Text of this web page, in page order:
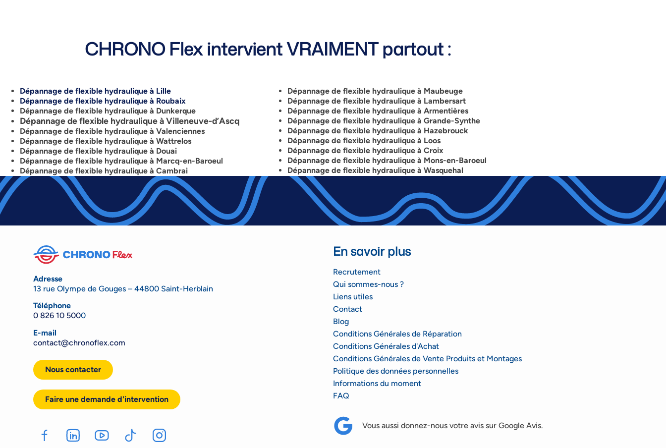
CHRONO Flex intervient VRAIMENT partout :
Dépannage de flexible hydraulique à Lille
Dépannage de flexible hydraulique à Roubaix
Dépannage de flexible hydraulique à Dunkerque
Dépannage de flexible hydraulique à Villeneuve-d’Ascq
Dépannage de flexible hydraulique à Valenciennes
Dépannage de flexible hydraulique à Wattrelos
Dépannage de flexible hydraulique à Douai
Dépannage de flexible hydraulique à Marcq-en-Baroeul
Dépannage de flexible hydraulique à Cambrai
Dépannage de flexible hydraulique à Maubeuge
Dépannage de flexible hydraulique à Lambersart
Dépannage de flexible hydraulique à Armentières
Dépannage de flexible hydraulique à Grande-Synthe
Dépannage de flexible hydraulique à Hazebrouck
Dépannage de flexible hydraulique à Loos
Dépannage de flexible hydraulique à Croix
Dépannage de flexible hydraulique à Mons-en-Baroeul
Dépannage de flexible hydraulique à Wasquehal
Adresse
13 rue Olympe de Gouges – 44800 Saint-Herblain
Téléphone
0 826 10 5000
E-mail
contact@chronoflex.com
Nous contacter
Faire une demande d'intervention
En savoir plus
Recrutement
Qui sommes-nous ?
Liens utiles
Contact
Blog
Conditions Générales de Réparation
Conditions Générales d'Achat
Conditions Générales de Vente Produits et Montages
Politique des données personnelles
Informations du moment
FAQ
Vous aussi donnez-nous votre avis sur Google Avis.